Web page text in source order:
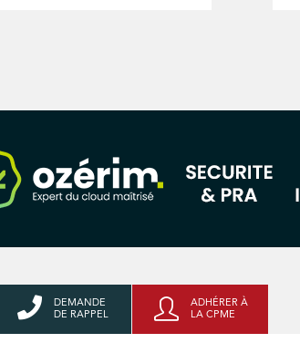
DEMANDE
DE RAPPEL
ADHÉRER À
LA CPME